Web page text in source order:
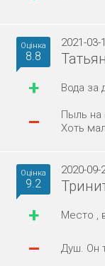
Оцінка
8.8
2021-03-
+ Вода
–
Пыль на
Хоть
Оцінка
9.2
2020-09-
+ Место ,
– Душ. Он